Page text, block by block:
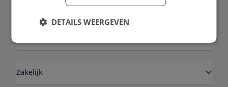
Zakelijk
DETAILS WEERGEVEN